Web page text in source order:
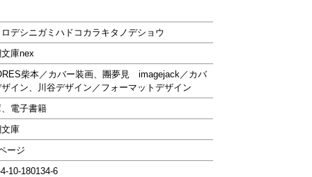
デシニガミハドコカラキタノデショウ
庫nex
柴本／カバー装画、團夢見 imagejack／カバ
イン、川谷デザイン／フォーマットデザイン
電子書籍
庫
ージ
10-180134-6